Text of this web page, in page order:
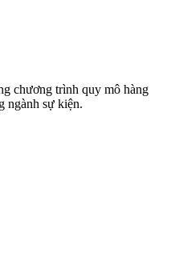
chương trình quy mô hàng
ngành sự kiện.